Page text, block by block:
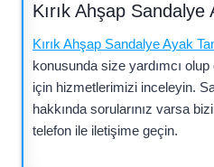
Kırık Ahşap Sandalye
Kırık Ahşap Sandalye Ayak
konusunda size yardımcı olup
için hizmetlerimizi inceleyin.
hakkında sorularınız varsa
telefon ile iletişime geçin.